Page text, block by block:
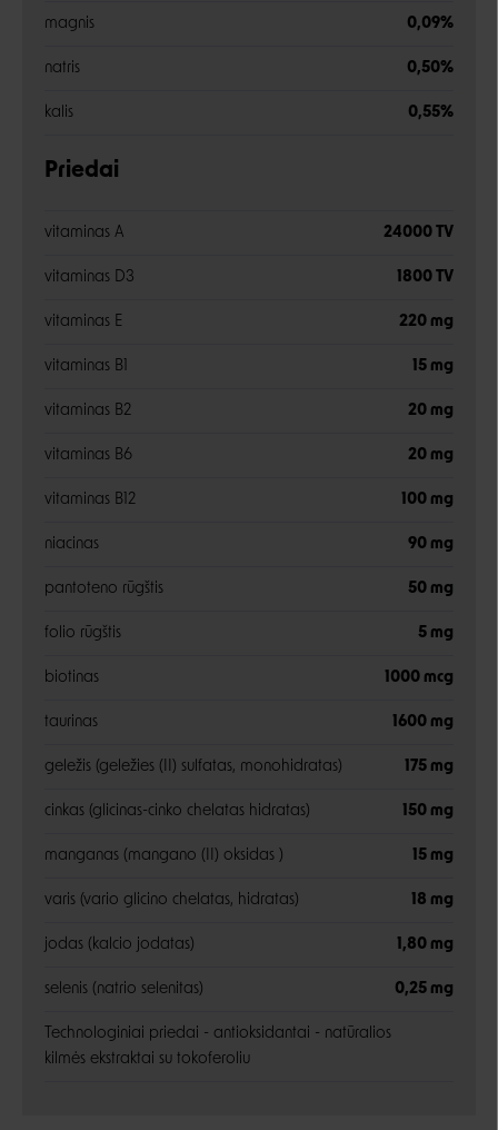
magnis 0,09%
natris 0,50%
kalis 0,55%
Priedai
vitaminas A 24000 TV
vitaminas D3 1800 TV
vitaminas E 220 mg
vitaminas B1 15 mg
vitaminas B2 20 mg
vitaminas B6 20 mg
vitaminas B12 100 mg
niacinas 90 mg
pantoteno rūgštis 50 mg
folio rūgštis 5 mg
biotinas 1000 mcg
taurinas 1600 mg
geležis (geležies (II) sulfatas, monohidratas) 175 mg
cinkas (glicinas-cinko chelatas hidratas) 150 mg
manganas (mangano (II) oksidas ) 15 mg
varis (vario glicino chelatas, hidratas) 18 mg
jodas (kalcio jodatas) 1,80 mg
selenis (natrio selenitas) 0,25 mg
Technologiniai priedai - antioksidantai - natūralios
kilmės ekstraktai su tokoferoliu